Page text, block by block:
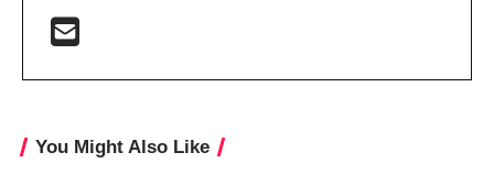
You Might Also Like